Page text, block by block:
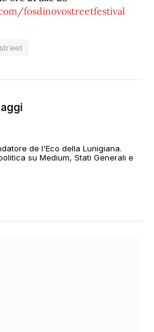
fosdinovostreetfestival
street
de l'Eco della Lunigiana.
su Medium, Stati Generali e